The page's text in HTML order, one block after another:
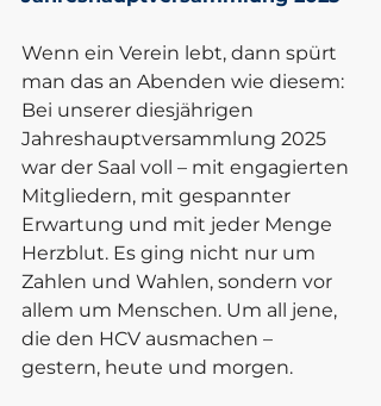
Wenn ein Verein lebt, dann spürt
man das an Abenden wie diesem:
Bei unserer diesjährigen
Jahreshauptversammlung 2025
war der Saal voll – mit engagierten
Mitgliedern, mit gespannter
Erwartung und mit jeder Menge
Herzblut. Es ging nicht nur um
Zahlen und Wahlen, sondern vor
allem um Menschen. Um all jene,
die den HCV ausmachen –
gestern, heute und morgen.